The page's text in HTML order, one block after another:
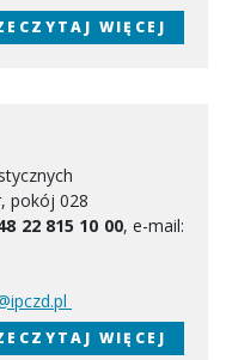
WIĘCEJ
pokój 028
22 815 10 00, e-mail:
WIĘCEJ